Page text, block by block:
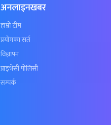
अनलाइनखबर
हाम्रो टीम
प्रयोगका सर्त
विज्ञापन
प्राइभेसी पोलिसी
सम्पर्क